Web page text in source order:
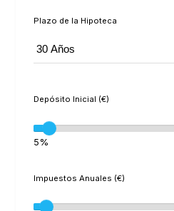
Plazo de la Hipoteca
Depósito Inicial (€)
5%
Impuestos Anuales (€)